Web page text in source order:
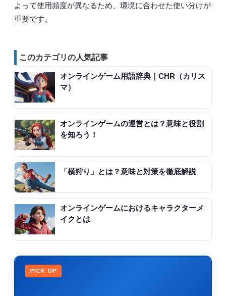
よって使用頻度が異なるため、環境に合わせた使い分けが
重要です。
このカテゴリの人気記事
オンラインゲーム用語辞典｜CHR（カリス
マ）
オンラインゲームの運営とは？意味と役割
を知ろう！
「横狩り」とは？意味と対策を徹底解説
オンラインゲームにおけるキャラクターメ
イクとは
PICK UP